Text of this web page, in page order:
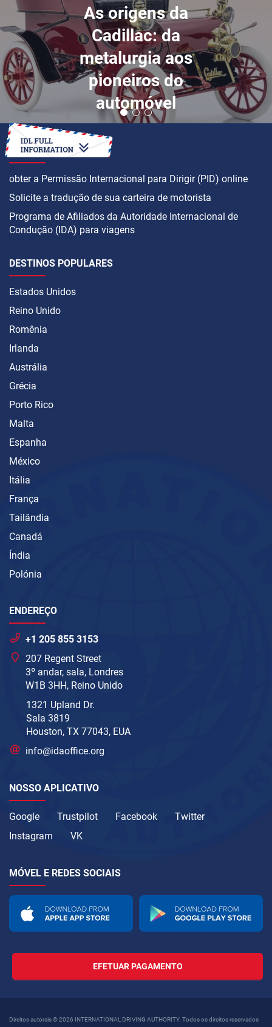
As origens da
Cadillac: da
metalurgia aos
pioneiros do
automóvel
COMO
obter a Permissão Internacional para Dirigir (PID) online
Solicite a tradução de sua carteira de motorista
Programa de Afiliados da Autoridade Internacional de
Condução (IDA) para viagens
DESTINOS POPULARES
Estados Unidos
Reino Unido
Romênia
Irlanda
Austrália
Grécia
Porto Rico
Malta
Espanha
México
Itália
França
Tailândia
Canadá
Índia
Polónia
ENDEREÇO
+1 205 855 3153
207 Regent Street
3º andar, sala, Londres
W1B 3HH, Reino Unido
1321 Upland Dr.
Sala 3819
Houston, TX 77043, EUA
info@idaoffice.org
NOSSO APLICATIVO
Google Trustpilot Facebook
Twitter
Instagram
VK
MÓVEL E REDES SOCIAIS
EFETUAR PAGAMENTO
Direitos autorais © 2026 INTERNATIONAL DRIVING AUTHORITY. Todos os direitos reservados